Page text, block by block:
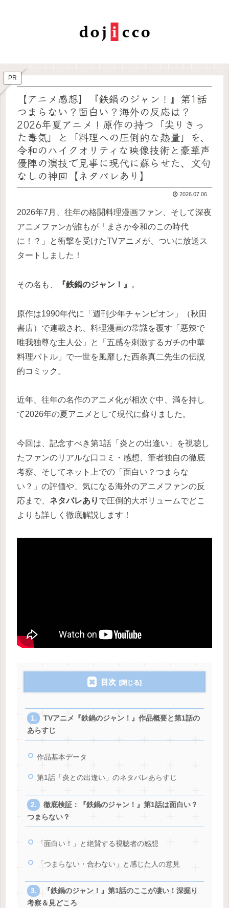
PR
【アニメ感想】『鉄鍋のジャン！』第1話
つまらない？面白い？海外の反応は？
2026年夏アニメ！原作の持つ「尖りきっ
た毒気」と「料理への圧倒的な熱量」を、
令和のハイクオリティな映像技術と豪華声
優陣の演技で見事に現代に蘇らせた、文句
なしの神回【ネタバレあり】
2026.07.06
2026年7月、往年の格闘料理漫画ファン、そして深夜
アニメファンが誰もが「まさか令和のこの時代
に！？」と衝撃を受けたTVアニメが、ついに放送ス
タートしました！
その名も、 『鉄鍋のジャン！』 。
原作は1990年代に「週刊少年チャンピオン」（秋田
書店）で連載され、料理漫画の常識を覆す「悪辣で
唯我独尊な主人公」と「五感を刺激するガチの中華
料理バトル」で一世を風靡した西条真二先生の伝説
的コミック。
近年、往年の名作のアニメ化が相次ぐ中、満を持し
て2026年の夏アニメとして現代に蘇りました。
今回は、記念すべき第1話「炎との出逢い」を視聴し
たファンのリアルな口コミ・感想、筆者独自の徹底
考察、そしてネット上での「面白い？つまらな
い？」の評価や、気になる海外のアニメファンの反
応まで、 ネタバレあり で圧倒的大ボリュームでどこ
よりも詳しく徹底解説します！
目次
TVアニメ『鉄鍋のジャン！』作品概要と第1話の
あらすじ
作品基本データ
第1話「炎との出逢い」のネタバレあらすじ
徹底検証：『鉄鍋のジャン！』第1話は面白い？
つまらない？
「面白い！」と絶賛する視聴者の感想
「つまらない・合わない」と感じた人の意見
『鉄鍋のジャン！』第1話のここが凄い！深掘り
考察＆見どころ